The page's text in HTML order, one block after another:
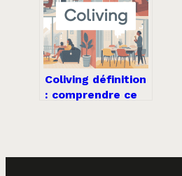
petit budget
Coliving définition
: comprendre ce